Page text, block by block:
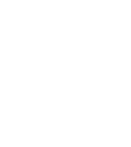
流れや必要な書類などに